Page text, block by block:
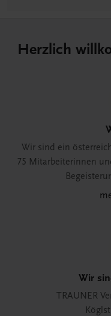
Herzlich
Wir sind ein
75 Mitarbeiterinnen
Wir
TRAUNER